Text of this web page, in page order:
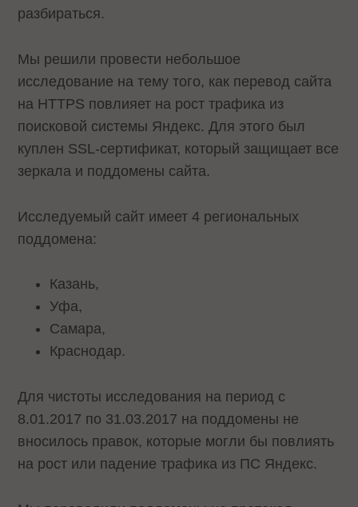
разбираться.
Мы решили провести небольшое
исследование на тему того, как перевод сайта
на HTTPS повлияет на рост трафика из
поисковой системы Яндекс. Для этого был
куплен SSL-сертификат, который защищает все
зеркала и поддомены сайта.
Исследуемый сайт имеет 4 региональных
поддомена:
Казань,
Уфа,
Самара,
Краснодар.
Для чистоты исследования на период с
8.01.2017 по 31.03.2017 на поддомены не
вносилось правок, которые могли бы повлиять
на рост или падение трафика из ПС Яндекс.